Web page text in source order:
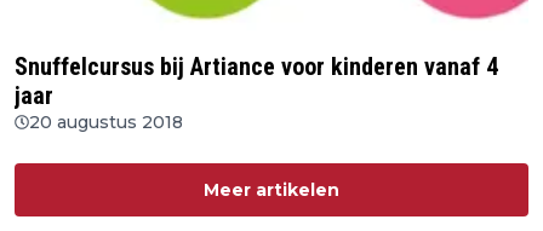
Snuffelcursus bij Artiance voor kinderen vanaf 4
jaar
20 augustus 2018
Meer artikelen